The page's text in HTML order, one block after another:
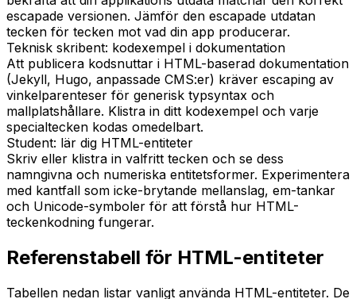
escapade versionen. Jämför den escapade utdatan
tecken för tecken mot vad din app producerar.
Teknisk skribent: kodexempel i dokumentation
Att publicera kodsnuttar i HTML-baserad dokumentation
(Jekyll, Hugo, anpassade CMS:er) kräver escaping av
vinkelparenteser för generisk typsyntax och
mallplatshållare. Klistra in ditt kodexempel och varje
specialtecken kodas omedelbart.
Student: lär dig HTML-entiteter
Skriv eller klistra in valfritt tecken och se dess
namngivna och numeriska entitetsformer. Experimentera
med kantfall som icke-brytande mellanslag, em-tankar
och Unicode-symboler för att förstå hur HTML-
teckenkodning fungerar.
Referenstabell för HTML-entiteter
Tabellen nedan listar vanligt använda HTML-entiteter. De